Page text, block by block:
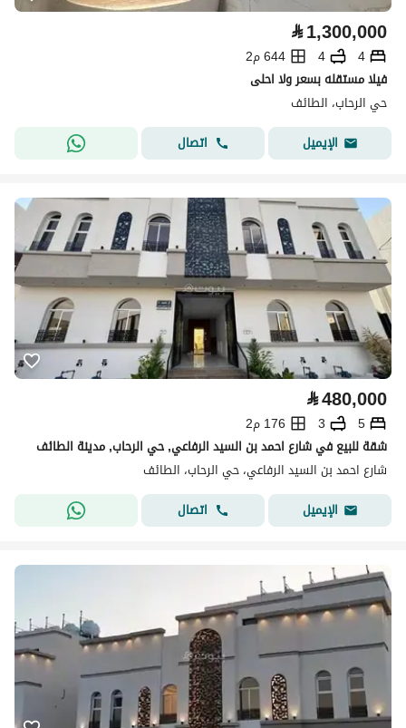
⃁1,300,000
4
4
644 م2
فيلا مستقله بسعر ولا احلى
حي الرحاب، الطائف
الإيميل
اتصال
⃁480,000
5
3
176 م2
شقة للبيع في شارع احمد بن السيد الرفاعي, حي الرحاب, مدينة الطائف
شارع احمد بن السيد الرفاعي، حي الرحاب، الطائف
الإيميل
اتصال